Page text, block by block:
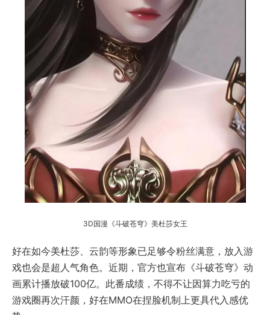
3D国漫《斗破苍穹》美杜莎女王
好在如今美杜莎、云韵等形象已足够令粉丝满意，放入游
戏也会是超人气角色。近期，官方也宣布《斗破苍穹》动
画累计播放破100亿。此番成绩，不得不让因算力吃亏的
游戏圈再次汗颜，好在MMO在捏脸机制上更具代入感优